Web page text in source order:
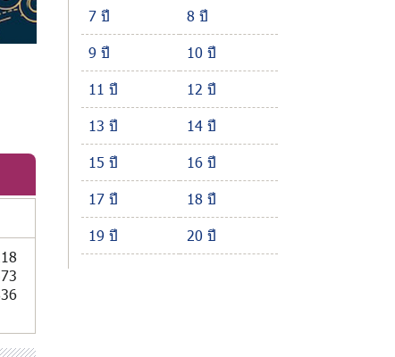
7 ปี
8 ปี
9 ปี
10 ปี
11 ปี
12 ปี
13 ปี
14 ปี
15 ปี
16 ปี
17 ปี
18 ปี
19 ปี
20 ปี